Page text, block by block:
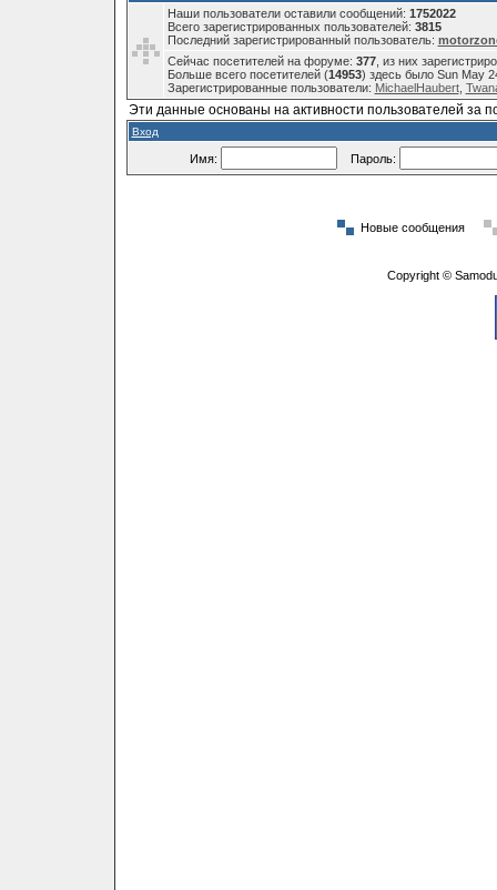
Наши пользователи оставили сообщений: 1752022
Всего зарегистрированных пользователей: 3815
Последний зарегистрированный пользователь:
Сейчас посетителей на форуме: 377, из них
Больше всего посетителей (14953) здесь было Sun May
Зарегистрированные пользователи: MichaelHaubert,
Эти данные основаны на активности пользователей за
Вход
Имя: Пароль:
Новые сообщения
Copyright ©